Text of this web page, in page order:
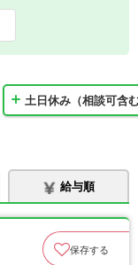
土日休み（相談可含
給与順
保存する